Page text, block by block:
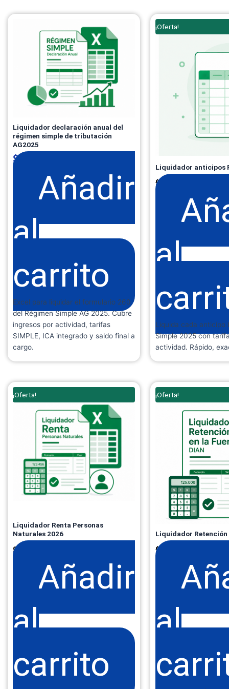
Liquidador declaración anual del
régimen simple de tributación
AG2025
$
Añadir
al
carrito
Excel para liquidar el formulario 260
del Régimen Simple AG 2025. Cubre
ingresos por actividad, tarifas
SIMPLE, ICA integrado y saldo final a
cargo.
¡Oferta!
Liquidador anticipos
$
precio
original
$
al
Liquida cada anticipo
Simple 2025 con
actividad. Rápido,
¡Oferta!
Liquidador Renta Personas
Naturales 2026
$
precio
original
era:
$ 199.000.
precio
actual
es:
$ 149.900.
Añadir
al
carrito
¡Oferta!
Liquidador Retención
$
precio
original
era:
$
al